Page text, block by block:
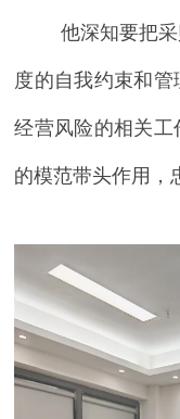
他深知要把
度的自我约束和
经营风险的相关
的模范带头作用，